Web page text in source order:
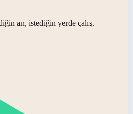
an, istediğin yerde çalış.